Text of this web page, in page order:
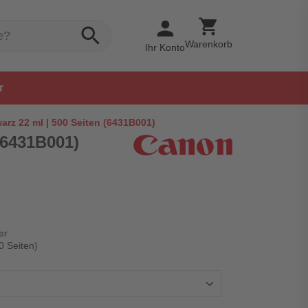
search person
Ihr Konto
shopping_cart
Warenkorb
22 ml | 500 Seiten (6431B001)
Seiten)